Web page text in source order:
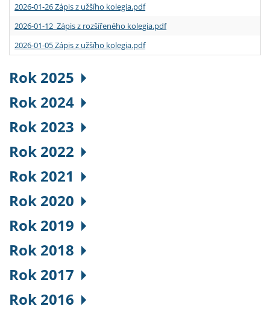
2026-01-26 Zápis z užšího kolegia.pdf
2026-01-12 Zápis z rozšířeného kolegia.pdf
2026-01-05 Zápis z užšího kolegia.pdf
Rok 2025
Rok 2024
Rok 2023
Rok 2022
Rok 2021
Rok 2020
Rok 2019
Rok 2018
Rok 2017
Rok 2016